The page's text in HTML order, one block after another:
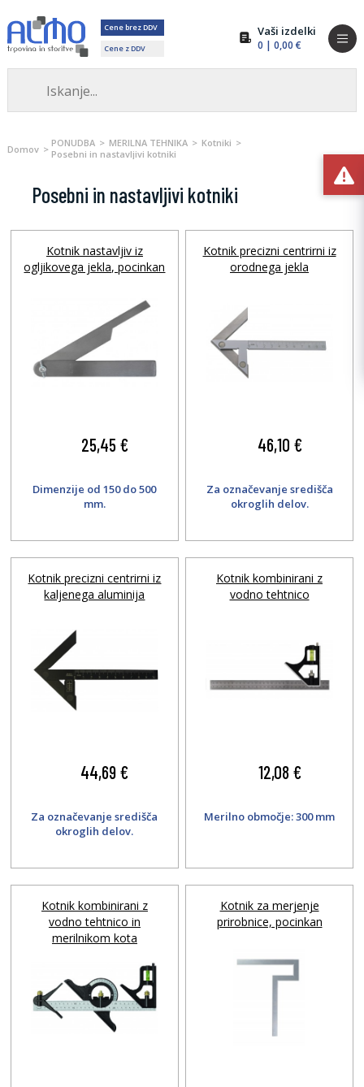
Cene brez DDV
Cene z DDV
Vaši izdelki
0 | 0,00 €
Domov PONUDBA MERILNA TEHNIKA
Kotniki
Posebni in nastavljivi kotniki
Posebni in nastavljivi kotniki
Kotnik nastavljiv iz
ogljikovega jekla, pocinkan
25,45 €
Dimenzije od 150 do 500
mm.
Kotnik precizni centrirni iz
orodnega jekla
46,10 €
Za označevanje središča
okroglih delov.
Kotnik precizni centrirni iz
kaljenega aluminija
44,69 €
Za označevanje središča
okroglih delov.
Kotnik kombinirani z
vodno tehtnico
12,08 €
Merilno območje: 300 mm
Kotnik kombinirani z
vodno tehtnico in
merilnikom kota
Kotnik za merjenje
prirobnice, pocinkan